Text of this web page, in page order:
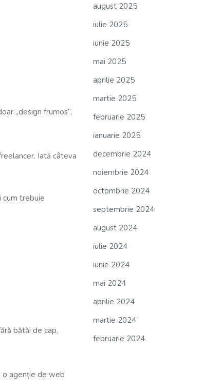
„design frumos”,
Iată câteva
cum trebuie
bătăi de cap.
o agenție de web
august 2025
iulie 2025
iunie 2025
mai 2025
aprilie 2025
martie 2025
februarie 2025
ianuarie 2025
decembrie 2024
noiembrie 2024
octombrie 2024
septembrie 2024
august 2024
iulie 2024
iunie 2024
mai 2024
aprilie 2024
martie 2024
februarie 2024